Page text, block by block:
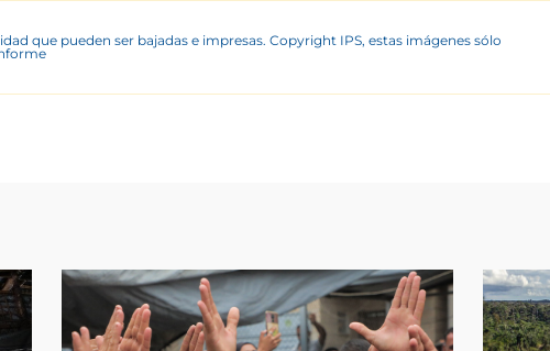
que pueden ser bajadas e impresas. Copyright IPS, estas imágenes sólo